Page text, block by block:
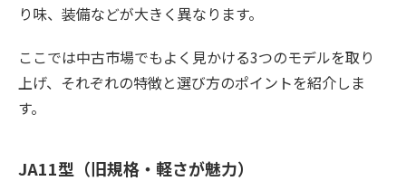
り味、装備などが大きく異なります。
ここでは中古市場でもよく見かける3つのモデルを取り
上げ、それぞれの特徴と選び方のポイントを紹介しま
す。
JA11型（旧規格・軽さが魅力）